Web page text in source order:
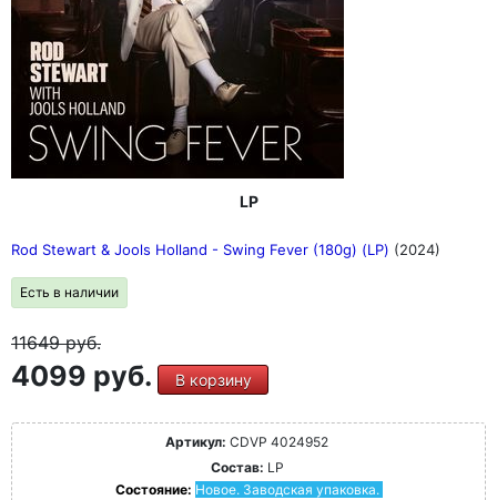
LP
Rod Stewart & Jools Holland - Swing Fever (180g) (LP) (2024)
Есть в наличии
11649руб.
4099 руб. В корзину
Артикул: CDVP 4024952
Состав: LP
Состояние: Новое. Заводская упаковка.